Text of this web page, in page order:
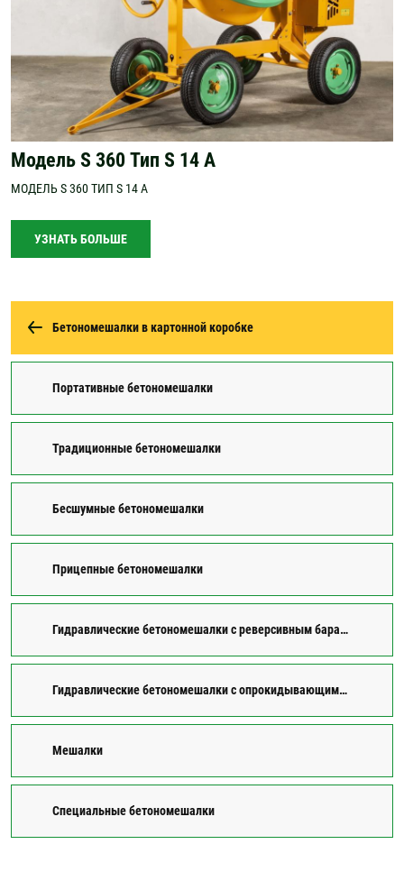
Модель S 360 Тип S 14 A
МОДЕЛЬ S 360 ТИП S 14 A
УЗНАТЬ БОЛЬШЕ
Бетономешалки в картонной коробке
Портативные бетономешалки
Традиционные бетономешалки
Бесшумные бетономешалки
Прицепные бетономешалки
Гидравлические бетономешалки c реверсивным барабаном
Гидравлические бетономешалки с опрокидывающимся барабаном
Мешалки
Специальные бетономешалки